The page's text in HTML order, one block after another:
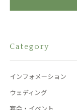
Category
インフォメーション
ウェディング